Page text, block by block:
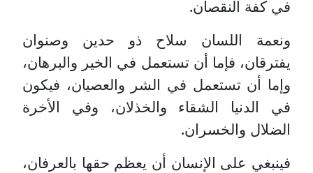
في كفة النقصان.
ونعمة اللسان سلاح ذو حدين وصنوان
يفترقان، فإما أن تستعمل في الخير والبرهان،
وإما أن تستعمل في الشر والعصيان، فيكون
في الدنيا الشقاء والخذلان، وفي الأخرة
الضلال والخسران.
فينبغي على الإنسان أن يعظم حقها بالعرفان،